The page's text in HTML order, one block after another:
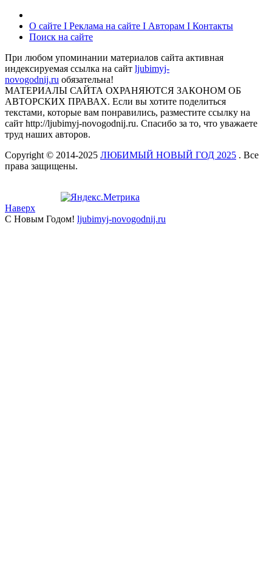
О сайте I Реклама на сайте I Авторам I Контакты
Поиск на сайте
При любом упоминании материалов сайта активная
индексируемая ссылка на сайт ljubimyj-
novogodnij.ru обязательна!
МАТЕРИАЛЫ САЙТА ОХРАНЯЮТСЯ ЗАКОНОМ ОБ
АВТОРСКИХ ПРАВАХ. Если вы хотите поделиться
текстами, которые вам понравились, разместите ссылку на
сайт http://ljubimyj-novogodnij.ru. Спасибо за то, что уважаете
труд наших авторов.
Copyright © 2014-2025 ЛЮБИМЫЙ НОВЫЙ ГОД 2025 . Все
права защищены.
Наверх
С Новым Годом! ljubimyj-novogodnij.ru